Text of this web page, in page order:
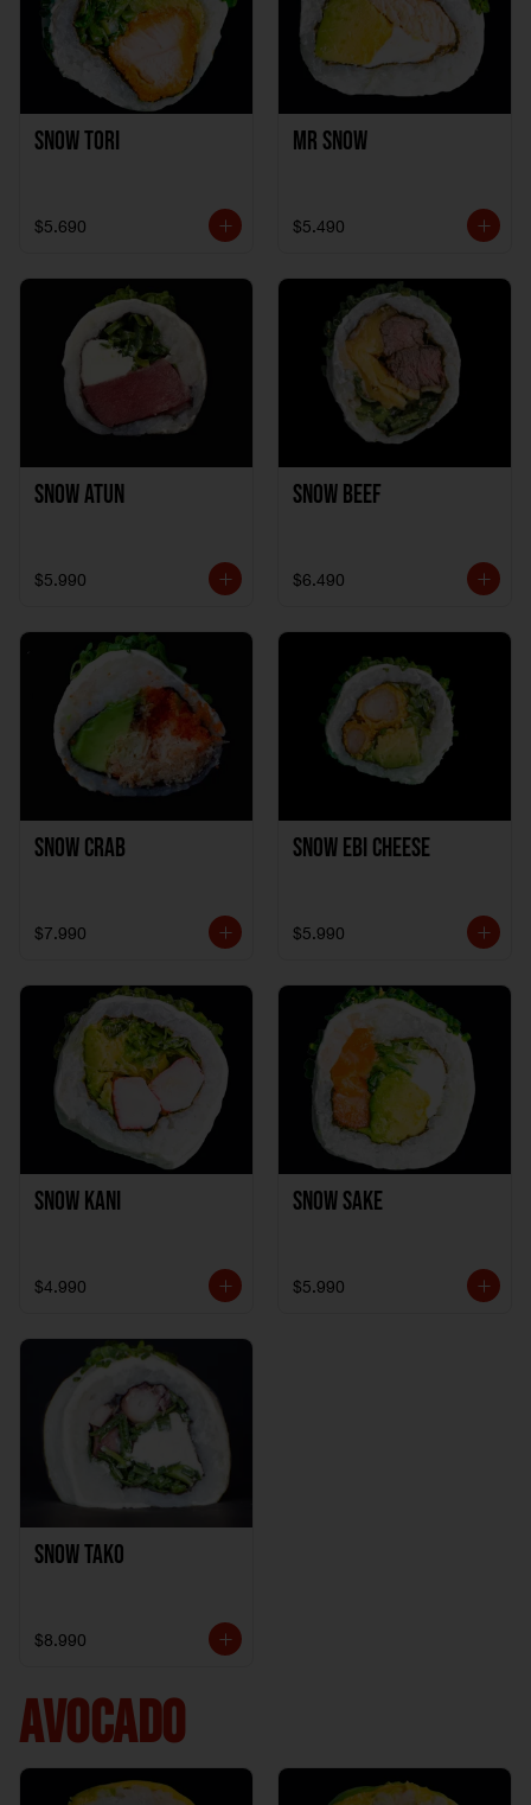
Snow Tori
$5.690
Mr Snow
$5.490
Snow Atun
$5.990
Snow Beef
$6.490
Snow Crab
$7.990
Snow Ebi Cheese
$5.990
Snow Kani
$4.990
Snow Sake
$5.990
Snow Tako
$8.990
AVOCADO